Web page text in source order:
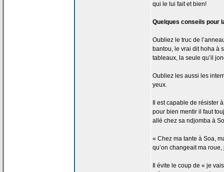
qui le lui fait et bien!
Quelques conseils pour
Oubliez le truc de
bantou, le vrai dit hoha à
tableaux, la seule qu’il
Oubliez les aussi les
yeux.
Il est capable de résister
pour bien mentir il faut
allé chez sa ndjomba à
« Chez ma tante à Soa,
qu’on changeait ma
Il évite le coup de « je